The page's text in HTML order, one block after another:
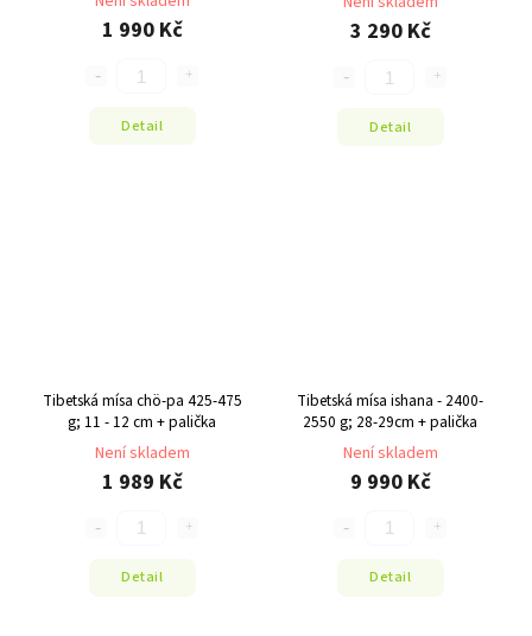
1 990 Kč
Detail
3 290 Kč
Detail
Tibetská mísa chö-pa 425-475
g; 11 - 12 cm + palička
Není skladem
1 989 Kč
Detail
Tibetská mísa ishana - 2400-
2550 g; 28-29cm + palička
Není skladem
9 990 Kč
Detail